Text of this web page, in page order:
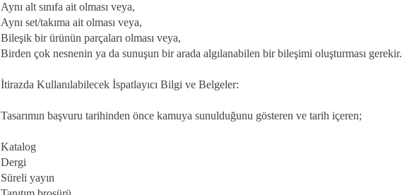
Aynı alt sınıfa ait olması veya,
Aynı set/takıma ait olması veya,
Bileşik bir ürünün parçaları olması veya,
Birden çok nesnenin ya da sunuşun bir arada algılanabilen bir bileşimi oluşturması gerekir.
İtirazda Kullanılabilecek İspatlayıcı Bilgi ve Belgeler:
Tasarımın başvuru tarihinden önce kamuya sunulduğunu gösteren ve tarih içeren;
Katalog
Dergi
Süreli yayın